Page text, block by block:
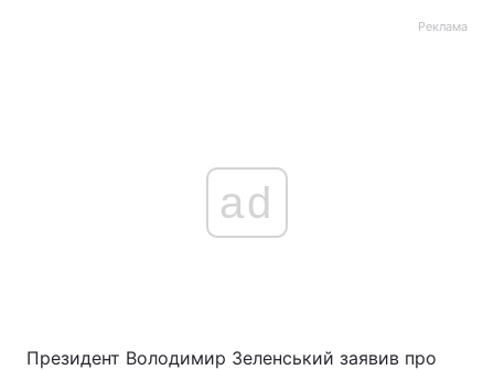
Реклама
ad
Президент Володимир Зеленський заявив про